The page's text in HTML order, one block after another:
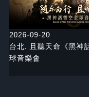
2026-09-20
台北. 且聽天命《黑神
球音樂會